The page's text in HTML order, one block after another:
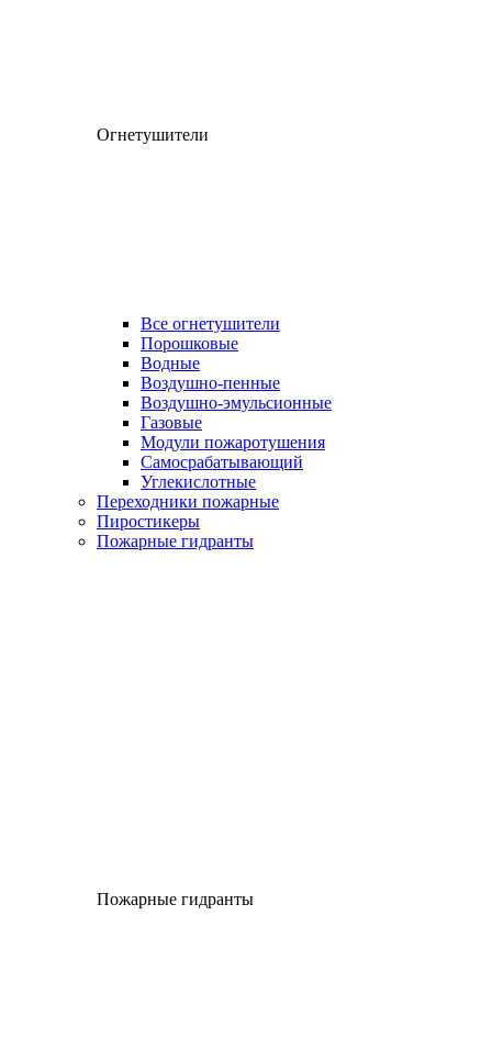
Огнетушители
Все огнетушители
Порошковые
Водные
Воздушно-пенные
Воздушно-эмульсионные
Газовые
Модули пожаротушения
Самосрабатывающий
Углекислотные
Переходники пожарные
Пиростикеры
Пожарные гидранты
Пожарные гидранты